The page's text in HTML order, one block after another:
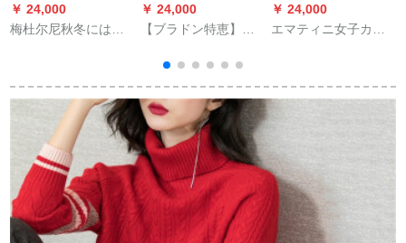
￥ 24,000
梅杜尔尼秋冬にはボ
インナー女黒フロズ
￥ 24,000
【ブラドン特恵】
新着物セタ女の外に
半タネを着せる。女
性CQ 437パフレイゼ
【おすめ80-120斤】
￥ 24,000
エマティニ女子カー
国フルージー秋冬女